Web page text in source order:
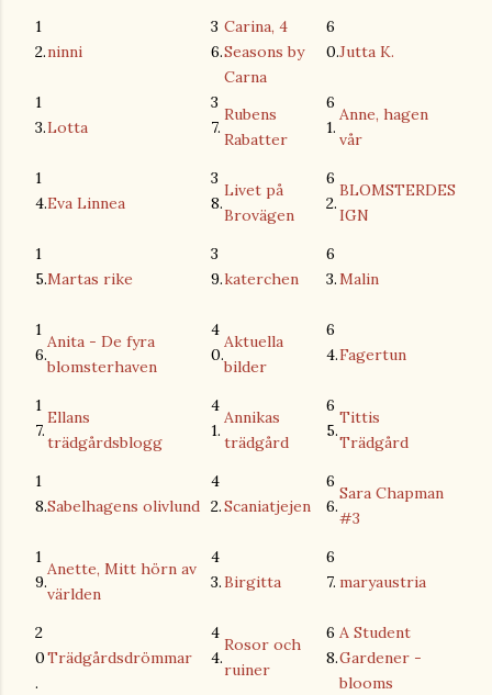
1
2.ninni
3
6.
Carina, 4
Seasons by
Carna
6
0.Jutta K.
1
3.Lotta
3
7.
Rubens
Rabatter
6
1.
Anne, hagen
vår
1
4.Eva Linnea
3
8.
Livet på
Brovägen
6
2.
BLOMSTERDES
IGN
1
5.Martas rike
3
9.katerchen
6
3.Malin
1
6.
Anita - De fyra
blomsterhaven
4
0.
Aktuella
bilder
6
4.Fagertun
1
7.
Ellans
trädgårdsblogg
4
1.
Annikas
trädgård
6
5.
Tittis
Trädgård
1
8.Sabelhagens olivlund
4
2.Scaniatjejen
6
6.
Sara Chapman
#3
1
9.
Anette, Mitt hörn av
världen
4
3.Birgitta
6
7. maryaustria
2
0
.
Trädgårdsdrömmar
4
4.
Rosor och
ruiner
6
8.
A Student
Gardener -
blooms